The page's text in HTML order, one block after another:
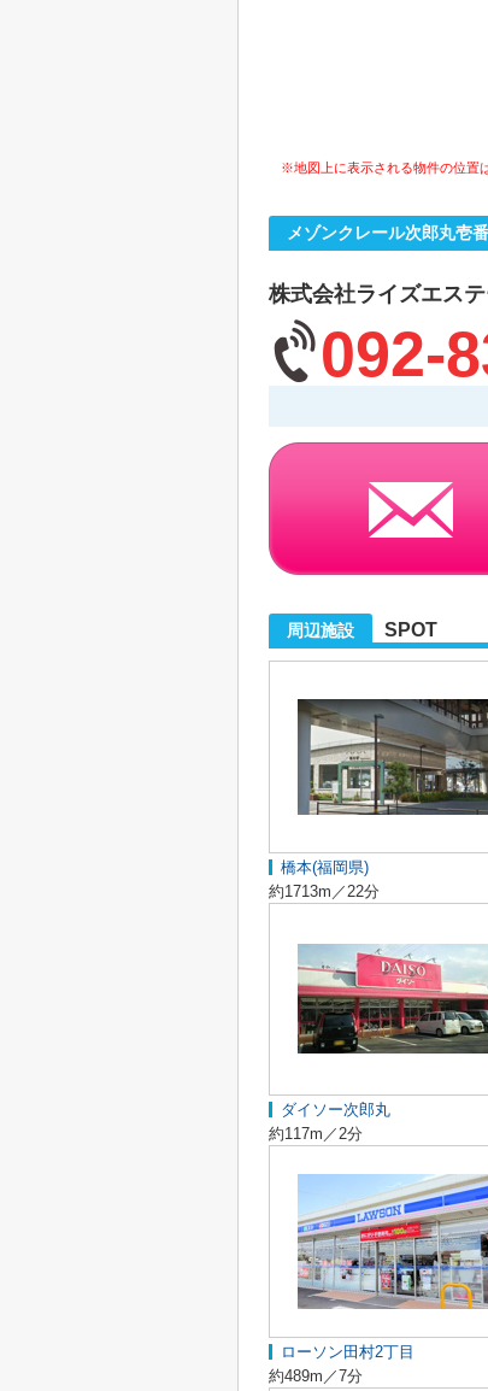
※地図上に表示される物件の位置
メゾンクレール次郎丸壱
株式会社ライズエステ
092-
周辺施設 SPOT
橋本(福岡県)
約1713m／22分
ダイソー次郎丸
約117m／2分
ローソン田村2丁目
約489m／7分